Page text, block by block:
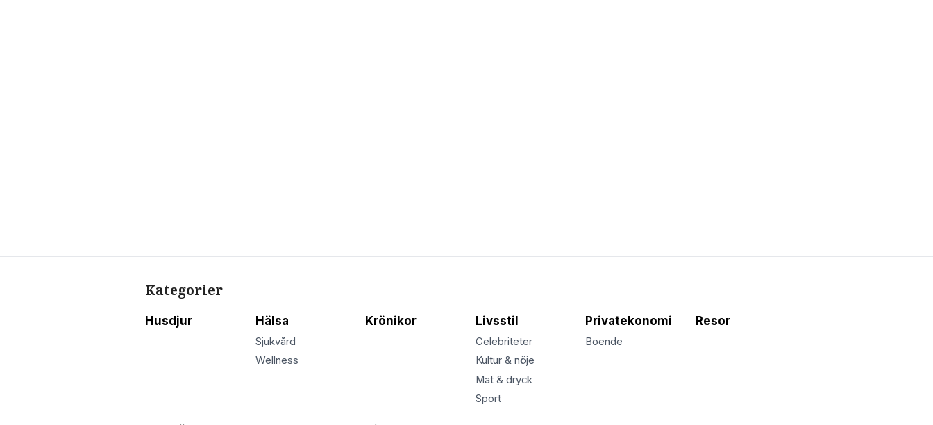
Kategorier
Husdjur Hälsa
Sjukvård
Wellness
Krönikor Livsstil
Celebriteter
Kultur & nöje
Mat & dryck
Sport
Privatekonomi
Boende
Resor